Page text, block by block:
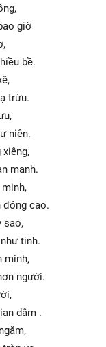
giờ
bề.
trừu.
niên.
manh.
đóng cao.
sao,
tinh.
minh,
người.
dâm .